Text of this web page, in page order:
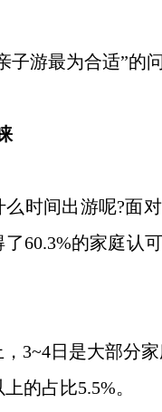
最为合适”的问
间出游呢?面对
60.3%的家庭认
日是大部分家
的占比5.5%。